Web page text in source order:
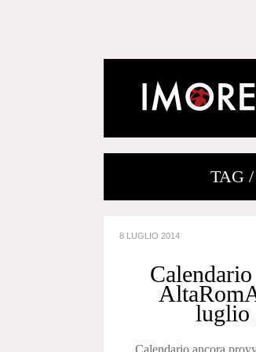
TAG
8 LUGLIO 2014
luglio
Calendario ancora